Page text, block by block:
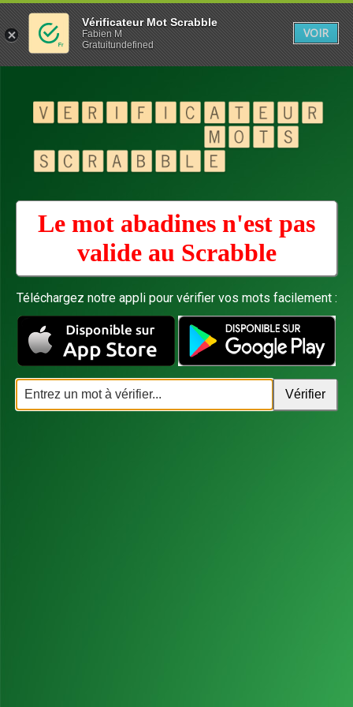
Le mot abadines n'est pas
valide au Scrabble
Téléchargez notre appli pour vérifier vos mots facilement :
Vérificateur Mot Scrabble
Fabien M
Gratuitundefined
VOIR